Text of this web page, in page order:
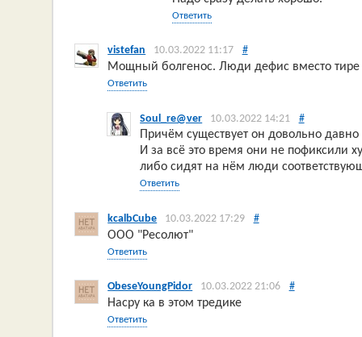
Ответить
vistefan 10.03.2022 11:17 #
Мощный болгенос. Люди дефис вместо тире
Ответить
Soul_re@ver 10.03.2022 14:21 #
Причём существует он довольно
И за всё это время они не пофиксили
либо сидят на нём люди
Ответить
kcalbCube 10.03.2022 17:29 #
ООО "Ресолют"
Ответить
ObeseYoungPidor 10.03.2022 21:06 #
Насру ка в этом тредике
Ответить